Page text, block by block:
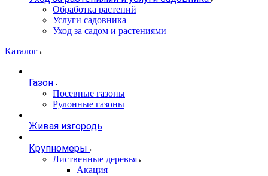
Обработка растений
Услуги садовника
Уход за садом и растениями
Каталог
Газон
Посевные газоны
Рулонные газоны
Живая изгородь
Крупномеры
Лиственные деревья
Акация